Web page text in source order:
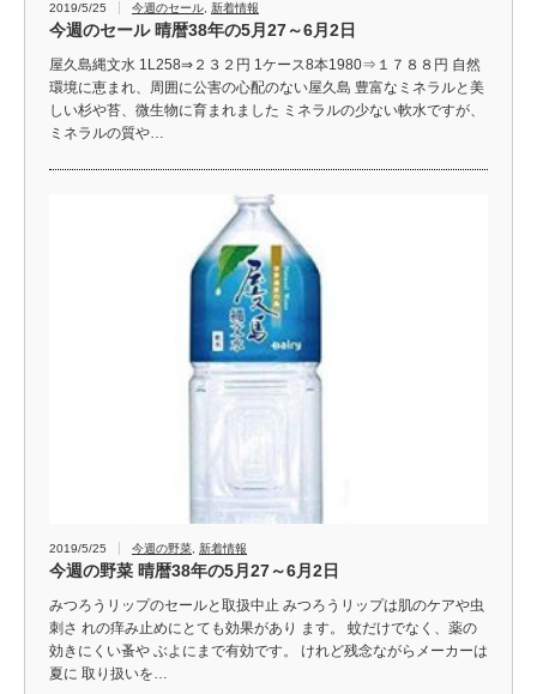
2019/5/25 今週のセール 新着情報
今週のセール 晴暦38年の5月27～6月2日
屋久島縄文水 1L258⇒２３２円 1ケース8本1980⇒１７８８円 自然
環境に恵まれ、周囲に公害の心配のない屋久島 豊富なミネラルと美
しい杉や苔、微生物に育まれました ミネラルの少ない軟水ですが、
ミネラルの質や…
2019/5/25 今週の野菜 新着情報
今週の野菜 晴暦38年の5月27～6月2日
みつろうリップのセールと取扱中止 みつろうリップは肌のケアや虫
刺さ れの痒み止めにとても効果があり ます。 蚊だけでなく、薬の
効きにくい蚤や ぶよにまで有効です。 けれど残念ながらメーカーは
夏に 取り扱いを…